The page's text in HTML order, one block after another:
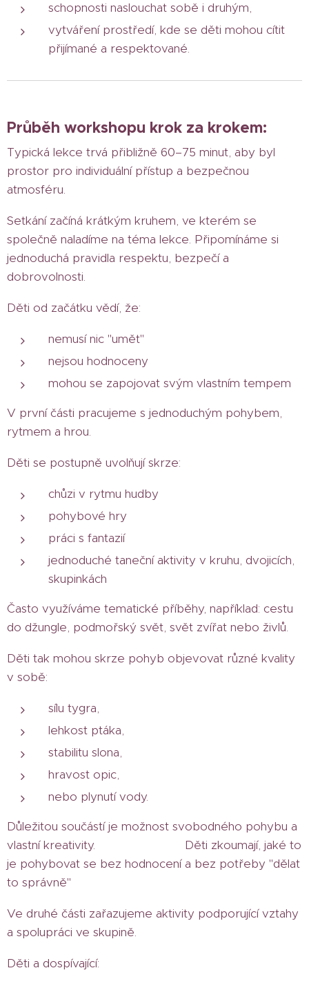
schopnosti naslouchat sobě i druhým,
vytváření prostředí, kde se děti mohou cítit
přijímané a respektované.
Průběh workshopu krok za krokem:
Typická lekce trvá přibližně 60–75 minut, aby byl
prostor pro individuální přístup a bezpečnou
atmosféru.
Setkání začíná krátkým kruhem, ve kterém se
společně naladíme na téma lekce. Připomínáme si
jednoduchá pravidla respektu, bezpečí a
dobrovolnosti.
Děti od začátku vědí, že:
nemusí nic "umět"
nejsou hodnoceny
mohou se zapojovat svým vlastním tempem
V první části pracujeme s jednoduchým pohybem,
rytmem a hrou.
Děti se postupně uvolňují skrze:
chůzi v rytmu hudby
pohybové hry
práci s fantazií
jednoduché taneční aktivity v kruhu, dvojicích,
skupinkách
Často využíváme tematické příběhy, například: cestu
do džungle, podmořský svět, svět zvířat nebo živlů.
Děti tak mohou skrze pohyb objevovat různé kvality
v sobě:
sílu tygra,
lehkost ptáka,
stabilitu slona,
hravost opic,
nebo plynutí vody.
Důležitou součástí je možnost svobodného pohybu a
vlastní kreativity. Děti zkoumají, jaké to
je pohybovat se bez hodnocení a bez potřeby "dělat
to správně"
Ve druhé části zařazujeme aktivity podporující vztahy
a spolupráci ve skupině.
Děti a dospívající: